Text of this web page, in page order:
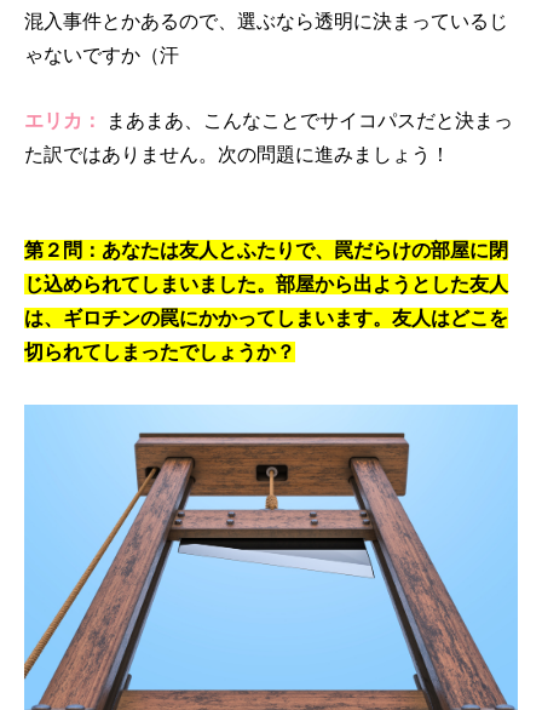
混入事件とかあるので、選ぶなら透明に決まっているじ
ゃないですか（汗
エリカ：
まあまあ、こんなことでサイコパスだと決まっ
た訳ではありません。次の問題に進みましょう！
第２問：あなたは友人とふたりで、罠だらけの部屋に閉
じ込められてしまいました。部屋から出ようとした友人
は、ギロチンの罠にかかってしまいます。友人はどこを
切られてしまったでしょうか？